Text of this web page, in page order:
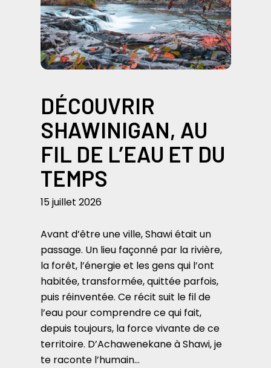
DÉCOUVRIR
SHAWINIGAN, AU
FIL DE L’EAU ET DU
TEMPS
15 juillet 2026
Avant d’être une ville, Shawi était un
passage. Un lieu façonné par la rivière,
la forêt, l’énergie et les gens qui l’ont
habitée, transformée, quittée parfois,
puis réinventée. Ce récit suit le fil de
l’eau pour comprendre ce qui fait,
depuis toujours, la force vivante de ce
territoire. D’Achawenekane à Shawi, je
te raconte l’humain…